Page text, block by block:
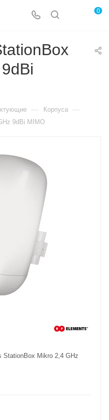
0
— Корпуса —
9dBi MIMO
StationBox Mikro 2,4 GHz